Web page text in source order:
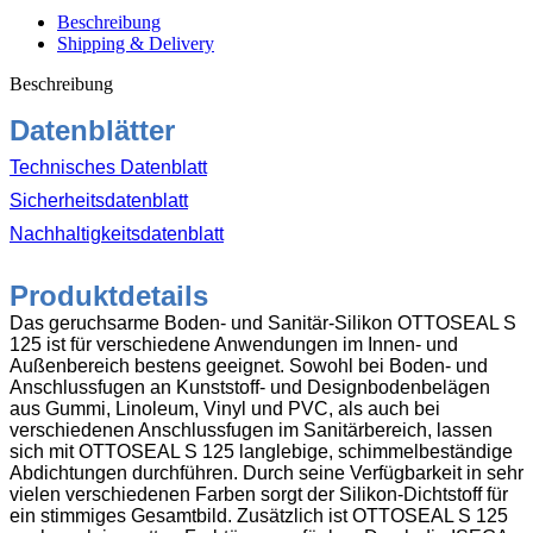
geruchsarm
400ml
C8427
matt
Menge
Beschreibung
Shipping & Delivery
Beschreibung
Datenblätter
Technisches Datenblatt
Sicherheitsdatenblatt
Nachhaltigkeitsdatenblatt
Produktdetails
Das geruchsarme Boden- und Sanitär-Silikon OTTOSEAL S
125 ist für verschiedene Anwendungen im Innen- und
Außenbereich bestens geeignet. Sowohl bei Boden- und
Anschlussfugen an Kunststoff- und Designbodenbelägen
aus Gummi, Linoleum, Vinyl und PVC, als auch bei
verschiedenen Anschlussfugen im Sanitärbereich, lassen
sich mit OTTOSEAL S 125 langlebige, schimmelbeständige
Abdichtungen durchführen. Durch seine Verfügbarkeit in sehr
vielen verschiedenen Farben sorgt der Silikon-Dichtstoff für
ein stimmiges Gesamtbild. Zusätzlich ist OTTOSEAL S 125